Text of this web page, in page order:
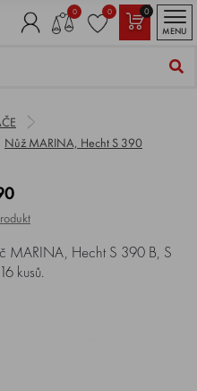
0 0
0
MENU
Nůž MARINA, Hecht S 390
MARINA, Hecht S 390 B, S
kusů.